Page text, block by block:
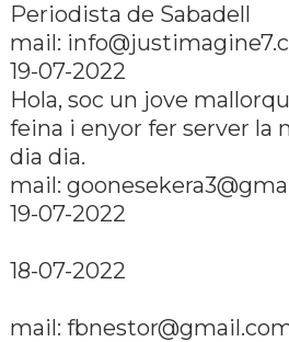
Periodista de Sabadell
mail:
19-07-2022
Hola, soc un jove
feina i enyor fer server la
dia dia.
mail:
19-07-2022
18-07-2022
mail: